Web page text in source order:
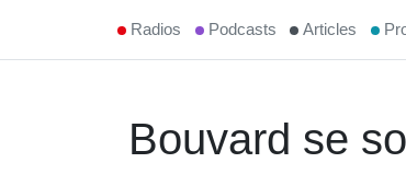
Radios Podcasts Articles
Bouvard se